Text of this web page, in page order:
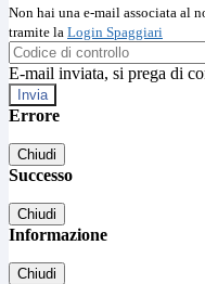
Non hai una e-mail associata al
tramite la Login Spaggiari
E-mail inviata, si prega di
Errore
Chiudi
Successo
Chiudi
Informazione
Chiudi